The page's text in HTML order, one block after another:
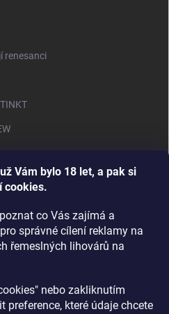
Vám bylo 18 let, a pak si
cookies.
co Vás zajímá a
správné cílení reklamy na
řemeslných lihovárů na
nebo zakliknutím
které údaje chcete
renesanci
DRINKING-CAT